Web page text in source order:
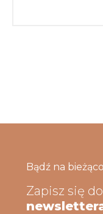
Bądź na
Zapisz się